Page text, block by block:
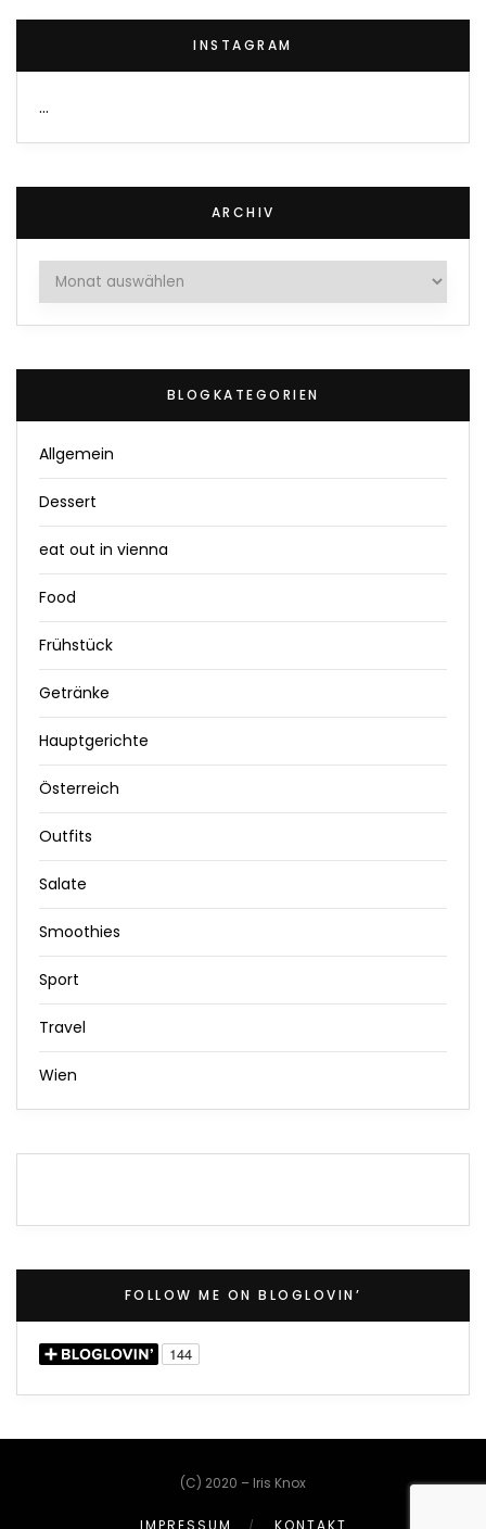
INSTAGRAM
…
ARCHIV
Archiv
BLOGKATEGORIEN
Allgemein
Dessert
eat out in vienna
Food
Frühstück
Getränke
Hauptgerichte
Österreich
Outfits
Salate
Smoothies
Sport
Travel
Wien
FOLLOW ME ON BLOGLOVIN’
(C) 2020 – Iris Knox